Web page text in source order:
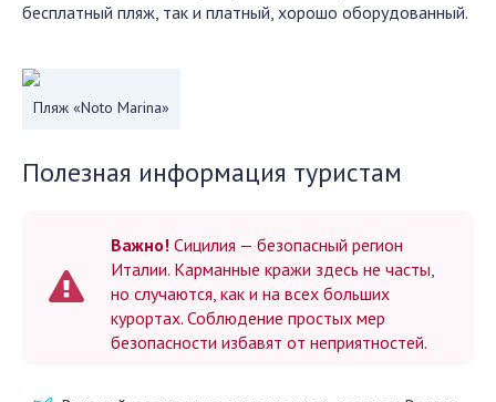
бесплатный пляж, так и платный, хорошо оборудованный.
Пляж «Noto Marina»
Полезная информация туристам
Важно! Сицилия — безопасный регион
Италии. Карманные кражи здесь не часты,
но случаются, как и на всех больших
курортах. Соблюдение простых мер
безопасности избавят от неприятностей.